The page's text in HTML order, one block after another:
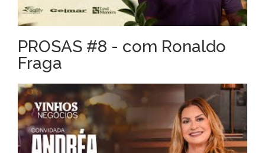
PROSAS #8 - com Ronaldo
Fraga